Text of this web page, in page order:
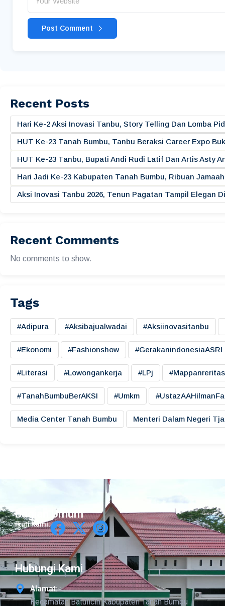
Post Comment
Recent Posts
Hari Ke-2 Aksi Inovasi Tanbu, Story Telling Dan Lomba
HUT Ke-23 Tanah Bumbu, Tanbu Beraksi Career Expo
HUT Ke-23 Tanbu, Bupati Andi Rudi Latif Dan Artis Asty
Hari Jadi Ke-23 Kabupaten Tanah Bumbu, Ribuan
Aksi Inovasi Tanbu 2026, Tenun Pagatan Tampil Elegan
Recent Comments
No comments to show.
Tags
#adipura #aksibajualwadai #aksiinovasitanbu
#ekonomi #fashionshow #gerakanindonesiaASRI
#literasi #lowongankerja #LPj
#TanahBumbuBerAKSI #umkm
Media Center Tanah Bumbu Menteri Dalam Negeri
Bagian Umum
Ikuti Kami:
Hubungi Kami
Alamat:
Kecamatan Batulicin Kabupaten Tanah Bumbu